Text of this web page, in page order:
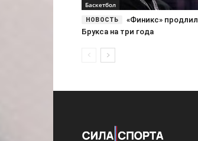
Баскетбол
«Финикс» продлил
Брукса на три года